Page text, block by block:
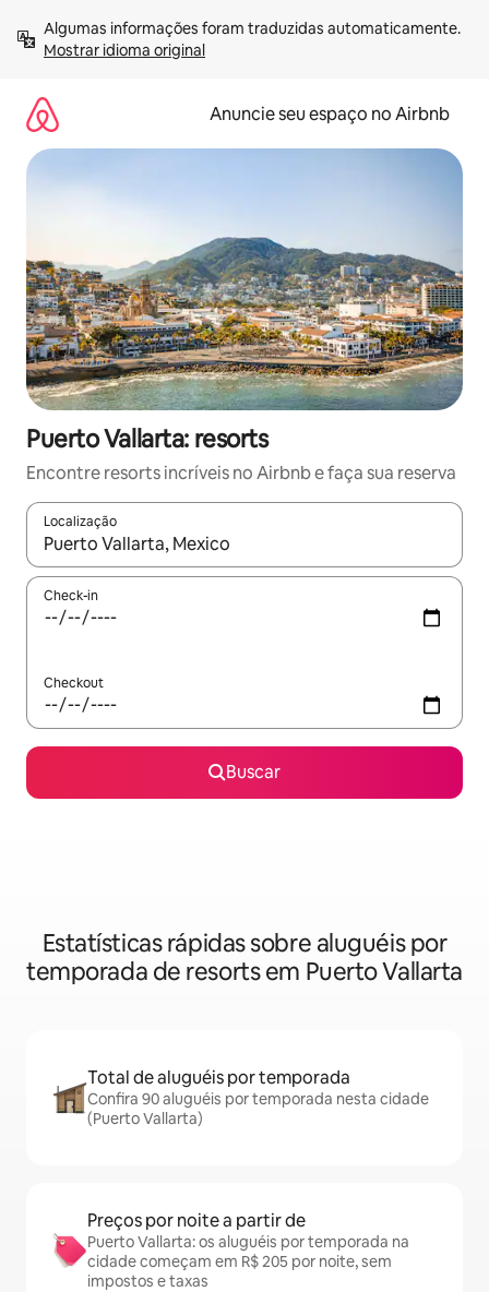
para
Mostrar idioma original
Anuncie seu espaço no Airbnb
Puerto Vallarta: resorts
Encontre resorts incríveis no Airbnb e faça sua reserva
Localização
Quando os resultados estiverem disponíveis, explore-os
Check-in
Checkout
Buscar
Estatísticas rápidas sobre aluguéis por
temporada de resorts em Puerto Vallarta
Total de aluguéis por temporada
Confira 90 aluguéis por temporada nesta cidade
(Puerto Vallarta)
Preços por noite a partir de
Puerto Vallarta: os aluguéis por temporada na
cidade começam em R$ 205 por noite, sem
impostos e taxas